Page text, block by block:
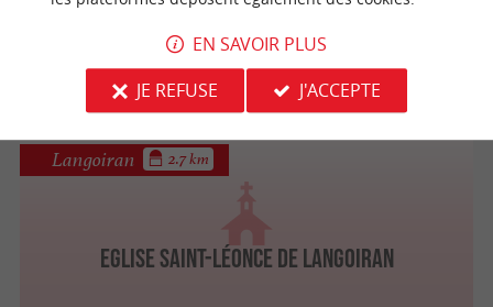
Eglise Saint Pierre-ès-Liens
Eglise Saint-Léonce de Langoiran
Langoiran 2.7 km
EN SAVOIR PLUS
JE REFUSE
J'ACCEPTE